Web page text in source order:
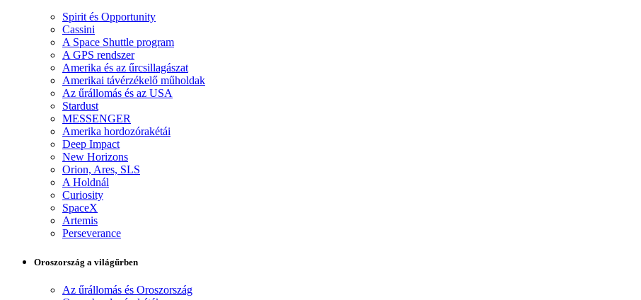
Spirit és Opportunity
Cassini
A Space Shuttle program
A GPS rendszer
Amerika és az űrcsillagászat
Amerikai távérzékelő műholdak
Az űrállomás és az USA
Stardust
MESSENGER
Amerika hordozórakétái
Deep Impact
New Horizons
Orion, Ares, SLS
A Holdnál
Curiosity
SpaceX
Artemis
Perseverance
Oroszország a világűrben
Az űrállomás és Oroszország